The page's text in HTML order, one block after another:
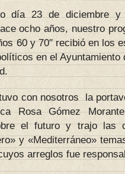
día 23 de diciembre
ocho años, nuestro
60 y 70″ recibió en los
en el Ayuntamiento
con nosotros la
Rosa Gómez
el futuro y trajo las
y «Mediterráneo»
arreglos fue